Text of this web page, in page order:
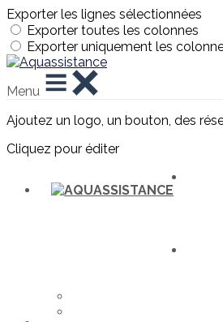
Exporter les lignes sélectionnées
Exporter toutes les colonnes
Exporter uniquement les
Menu
Ajoutez un logo, un bouton, des
Cliquez pour éditer